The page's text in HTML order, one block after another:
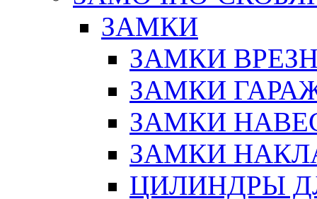
ЗАМКИ
ЗАМКИ
ЗАМКИ
ЗАМКИ
ЗАМКИ
ЦИЛИНДРЫ